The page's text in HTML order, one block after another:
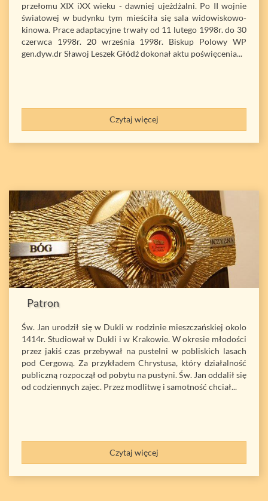
przełomu XIX iXX wieku - dawniej ujeżdżalni. Po II wojnie
światowej w budynku tym mieściła się sala widowiskowo-
kinowa. Prace adaptacyjne trwały od 11 lutego 1998r. do 30
czerwca 1998r. 20 września 1998r. Biskup Polowy WP
gen.dyw.dr Sławoj Leszek Głódź dokonał aktu poświęcenia...
Czytaj więcej
Patron
Św. Jan urodził się w Dukli w rodzinie mieszczańskiej okolo
1414r. Studiował w Dukli i w Krakowie. W okresie młodości
przez jakiś czas przebywał na pustelni w pobliskich lasach
pod Cergową. Za przykładem Chrystusa, który działalność
publiczną rozpoczął od pobytu na pustyni. Św. Jan oddalił się
od codziennych zajec. Przez modlitwę i samotność chciał...
Czytaj więcej